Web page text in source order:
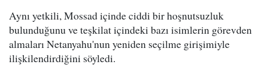
Aynı yetkili, Mossad içinde ciddi bir hoşnutsuzluk
bulunduğunu ve teşkilat içindeki bazı isimlerin görevden
almaları Netanyahu'nun yeniden seçilme girişimiyle
ilişkilendirdiğini söyledi.